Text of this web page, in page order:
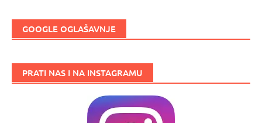
GOOGLE OGLAŠAVNJE
PRATI NAS I NA INSTAGRAMU